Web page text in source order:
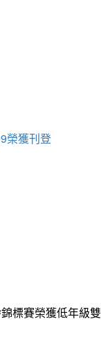
榮獲刊登
標賽榮獲低年級